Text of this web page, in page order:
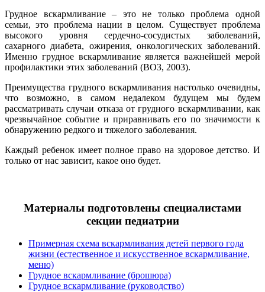
Грудное вскармливание – это не только проблема одной
семьи, это проблема нации в целом. Существует проблема
высокого уровня сердечно-сосудистых заболеваний,
сахарного диабета, ожирения, онкологических заболеваний.
Именно грудное вскармливание является важнейшей мерой
профилактики этих заболеваний (ВОЗ, 2003).
Преимущества грудного вскармливания настолько очевидны,
что возможно, в самом недалеком будущем мы будем
рассматривать случаи отказа от грудного вскармливании, как
чрезвычайное событие и приравнивать его по значимости к
обнаружению редкого и тяжелого заболевания.
Каждый ребенок имеет полное право на здоровое детство. И
только от нас зависит, какое оно будет.
Материалы подготовлены специалистами
секции педиатрии
Примерная схема вскармливания детей первого года
жизни (естественное и искусственное вскармливание,
меню)
Грудное вскармливание (брошюра)
Грудное вскармливание (руководство)